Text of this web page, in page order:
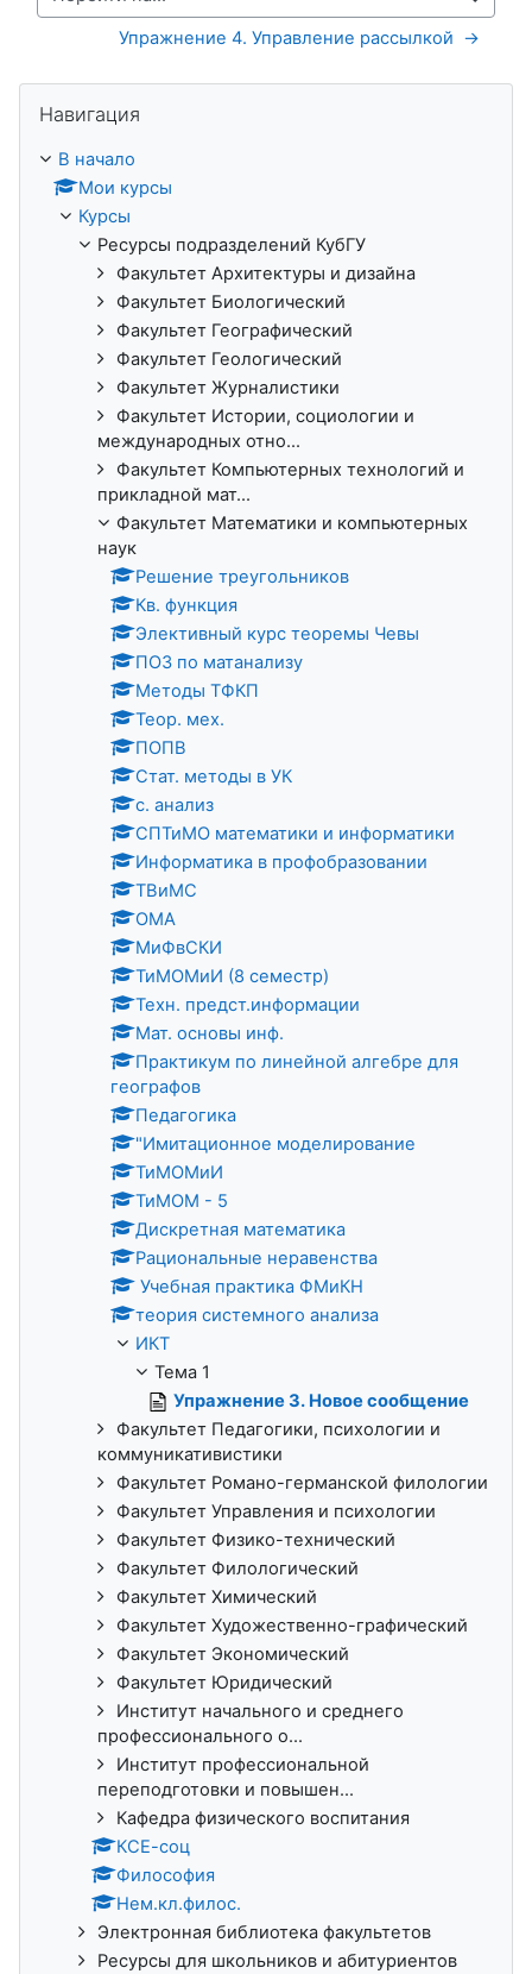
Перейти на...
Упражнение 4. Управление рассылкой  →
Навигация
В начало
Мои курсы
Курсы
Ресурсы подразделений КубГУ
Факультет Архитектуры и дизайна
Факультет Биологический
Факультет Географический
Факультет Геологический
Факультет Журналистики
Факультет Истории, социологии и
международных отно...
Факультет Компьютерных технологий и
прикладной мат...
Факультет Математики и компьютерных
наук
Решение треугольников
Кв. функция
Элективный курс теоремы Чевы
ПОЗ по матанализу
Методы ТФКП
Теор. мех.
ПОПВ
Стат. методы в УК
с. анализ
СПТиМО математики и информатики
Информатика в профобразовании
ТВиМС
ОМА
МиФвСКИ
ТиМОМиИ (8 семестр)
Техн. предст.информации
Мат. основы инф.
Практикум по линейной алгебре для
географов
Педагогика
"Имитационное моделирование
ТиМОМиИ
ТиМОМ - 5
Дискретная математика
Рациональные неравенства
Учебная практика ФМиКН
теория системного анализа
ИКТ
Тема 1
Упражнение 3. Новое сообщение
Факультет Педагогики, психологии и
коммуникативистики
Факультет Романо-германской филологии
Факультет Управления и психологии
Факультет Физико-технический
Факультет Филологический
Факультет Химический
Факультет Художественно-графический
Факультет Экономический
Факультет Юридический
Институт начального и среднего
профессионального о...
Институт профессиональной
переподготовки и повышен...
Кафедра физического воспитания
КСЕ-соц
Философия
Нем.кл.филос.
Электронная библиотека факультетов
Ресурсы для школьников и абитуриентов